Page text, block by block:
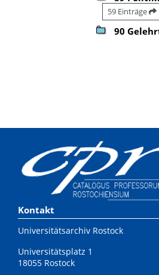
59 Einträge
90
Kontakt
Universitätsarchiv Rostock
Universitätsplatz 1
18055 Rostock